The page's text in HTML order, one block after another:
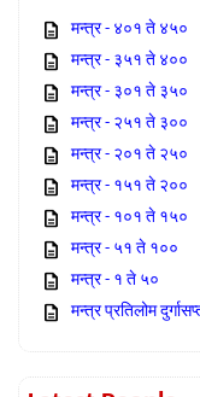
मन्त्र - ४०१ ते ४५०
मन्त्र - ३५१ ते ४००
मन्त्र - ३०१ ते ३५०
मन्त्र - २५१ ते ३००
मन्त्र - २०१ ते २५०
मन्त्र - १५१ ते २००
मन्त्र - १०१ ते १५०
मन्त्र - ५१ ते १००
मन्त्र - १ ते ५०
मन्त्र प्रतिलोम